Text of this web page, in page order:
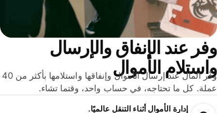
عند الإنفاق والإرسال
الأموال
وفّر المال عند إرسال الأموال وإنفاقها واستلامها بأكثر من 40
كل ما تحتاجه، في حساب واحد، وقتما تشاء.
إدارة الأموال أثناء التنقل عالميًا.